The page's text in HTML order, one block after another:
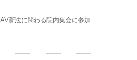
AV新法に関わる院内集会に参加